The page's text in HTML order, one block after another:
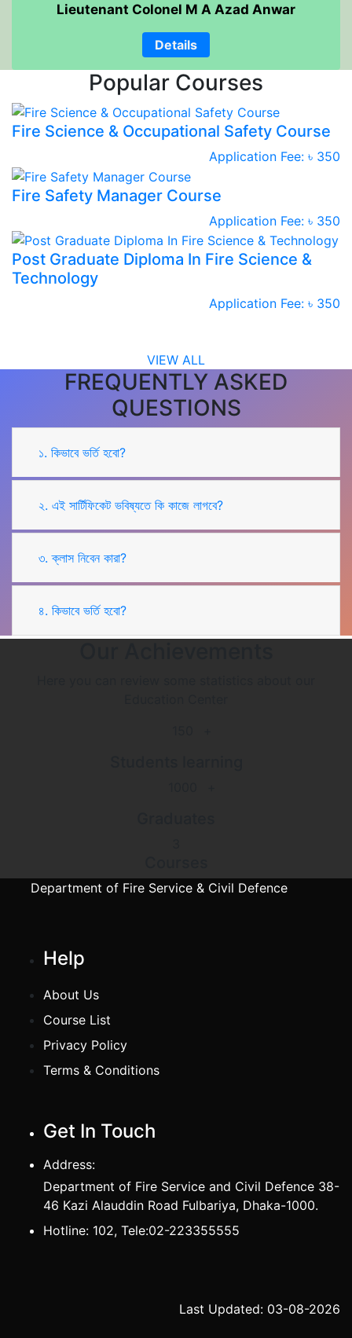
Lieutenant Colonel M A Azad Anwar
Details
Popular Courses
Fire Science & Occupational Safety Course
Application Fee: ৳ 350
Fire Safety Manager Course
Application Fee: ৳ 350
Post Graduate Diploma In Fire Science &
Technology
Application Fee: ৳ 350
VIEW ALL
FREQUENTLY ASKED
QUESTIONS
১. কিভাবে ভর্তি হবো?
২. এই সার্টিফিকেট ভবিষ্যতে কি কাজে লাগবে?
৩. ক্লাস নিবেন কারা?
৪. কিভাবে ভর্তি হবো?
Department of Fire Service & Civil Defence
Help
About Us
Course List
Privacy Policy
Terms & Conditions
Get In Touch
Address:
Department of Fire Service and Civil Defence 38-
46 Kazi Alauddin Road Fulbariya, Dhaka-1000.
Hotline: 102, Tele:02-223355555
Last Updated: 03-08-2026